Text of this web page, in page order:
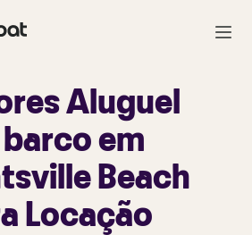
Aluguel
em
Beach
Locação